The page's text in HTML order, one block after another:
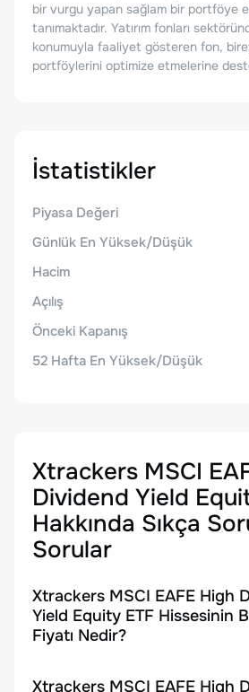
bir vurgu yapan sağlam bir portföye
tanımaktadır. Yatırım fonları
konumuyla faaliyet gösteren fon,
portföylerini optimize etmelerine
İstatistikler
Piyasa Değeri
Günlük En Yüksek/Düşük
Hacim
Açılış
Önceki Kapanış
52 Hafta En Yüksek/Düşük
Xtrackers MSCI
Dividend Yield
Hakkında Sıkça
Sorular
Xtrackers MSCI EAFE High
Yield Equity ETF Hissesinin
Fiyatı Nedir?
Xtrackers MSCI EAFE High